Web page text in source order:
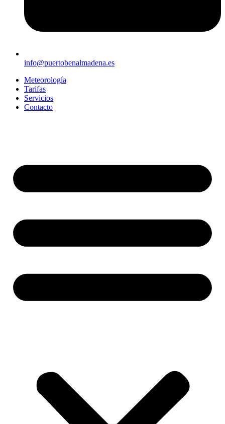
info@puertobenalmadena.es
Meteorología
Tarifas
Servicios
Contacto